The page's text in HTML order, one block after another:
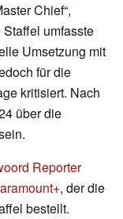
Chief“,
umfasste
Umsetzung mit
für die
kritisiert. Nach
über die
Reporter
, der die
bestellt.